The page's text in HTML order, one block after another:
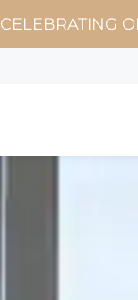
CELEBRATING